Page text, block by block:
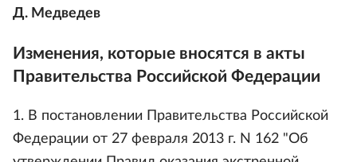
Д. Медведев
Изменения, которые вносятся в акты
Правительства Российской Федерации
1. В постановлении Правительства Российской
Федерации от 27 февраля 2013 г. N 162 "Об